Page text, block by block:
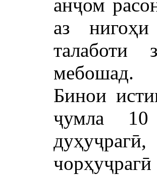
анҷом
аз
талаботи
мебошад.
Бинои
ҷумла 10